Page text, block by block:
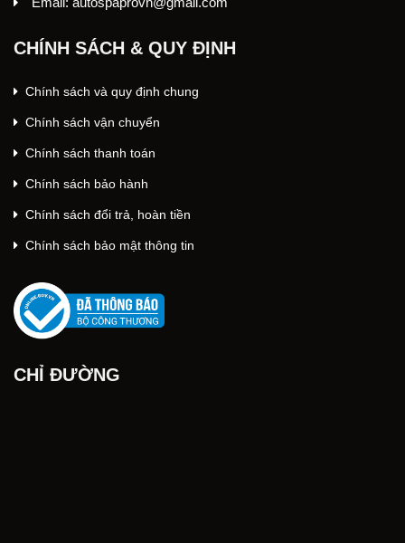
CHÍNH SÁCH & QUY ĐỊNH
Chính sách và quy định chung
Chính sách vận chuyển
Chính sách thanh toán
Chính sách bảo hành
Chính sách đổi trả, hoàn tiền
Chính sách bảo mật thông tin
CHỈ ĐƯỜNG